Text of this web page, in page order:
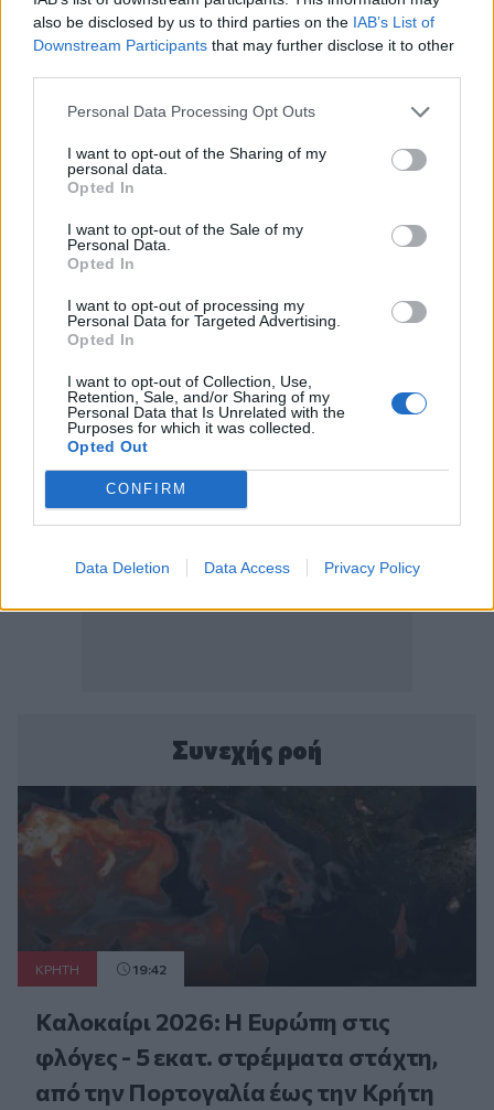
also be disclosed by us to third parties on the IAB’s List of
Downstream Participants that may further disclose it to other
Personal Data Processing Opt Outs
I want to opt-out of the Sharing of my
personal data.
Opted In
I want to opt-out of the Sale of my
Personal Data.
Opted In
I want to opt-out of processing my
Personal Data for Targeted Advertising.
Opted In
I want to opt-out of Collection, Use,
Retention, Sale, and/or Sharing of my
Personal Data that Is Unrelated with the
Purposes for which it was collected.
Opted Out
CONFIRM
Data Deletion Data Access Privacy Policy
φαρμακείο διακοπών
Aποκαλύψεις σοκ για απειλές θανάτου στο Μουντιάλ:
«Θα ανατινάξω τον Μέσι με τέσσερις βόμβες!»
Δήμος Πλατανιά: Συνεχίζονται οι καλοκαιρινές
εκδηλώσεις “Πολιτιστικό Καλοκαίρι 2026, 16ο Φεστιβάλ
Συνεχής ροή
ΚΡΗΤΗ 19:42
Καλοκαίρι 2026: Η Ευρώπη στις
φλόγες - 5 εκατ. στρέμματα στάχτη,
από την Πορτογαλία έως την Κρήτη